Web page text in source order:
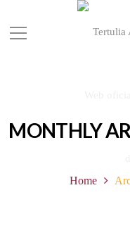
MONTHLY
Home